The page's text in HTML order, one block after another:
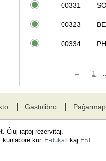
00331
00323
00334
← 1
Gastolibro
Ĉiuj rajtoj rezervitaj.
kunlabore kun E-dukati kaj ESF.